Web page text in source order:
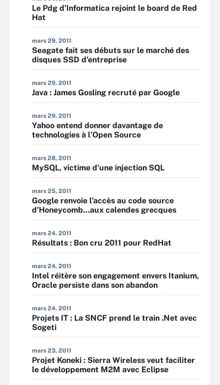
Le Pdg d’Informatica rejoint le board de Red
Hat
mars 29, 2011
Seagate fait ses débuts sur le marché des
disques SSD d'entreprise
mars 29, 2011
Java : James Gosling recruté par Google
mars 29, 2011
Yahoo entend donner davantage de
technologies à l’Open Source
mars 28, 2011
MySQL, victime d’une injection SQL
mars 25, 2011
Google renvoie l’accès au code source
d’Honeycomb…aux calendes grecques
mars 24, 2011
Résultats : Bon cru 2011 pour RedHat
mars 24, 2011
Intel réitère son engagement envers Itanium,
Oracle persiste dans son abandon
mars 24, 2011
Projets IT : La SNCF prend le train .Net avec
Sogeti
mars 23, 2011
Projet Koneki : Sierra Wireless veut faciliter
le développement M2M avec Eclipse